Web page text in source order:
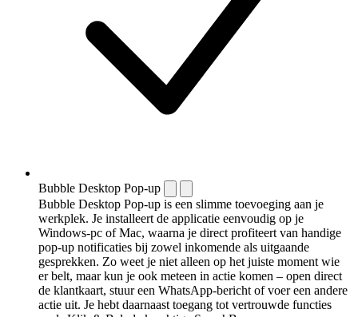
Bubble Desktop Pop-up
Bubble Desktop Pop-up is een slimme toevoeging aan je
werkplek. Je installeert de applicatie eenvoudig op je
Windows-pc of Mac, waarna je direct profiteert van handige
pop-up notificaties bij zowel inkomende als uitgaande
gesprekken. Zo weet je niet alleen op het juiste moment wie
er belt, maar kun je ook meteen in actie komen – open direct
de klantkaart, stuur een WhatsApp-bericht of voer een andere
actie uit. Je hebt daarnaast toegang tot vertrouwde functies